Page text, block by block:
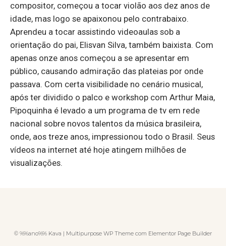
compositor, começou a tocar violão aos dez anos de
idade, mas logo se apaixonou pelo contrabaixo.
Aprendeu a tocar assistindo videoaulas sob a
orientação do pai, Elisvan Silva, também baixista. Com
apenas onze anos começou a se apresentar em
público, causando admiração das plateias por onde
passava. Com certa visibilidade no cenário musical,
após ter dividido o palco e workshop com Arthur Maia,
Pipoquinha é levado a um programa de tv em rede
nacional sobre novos talentos da música brasileira,
onde, aos treze anos, impressionou todo o Brasil. Seus
vídeos na internet até hoje atingem milhões de
visualizações.
© %%ano%% Kava | Multipurpose WP Theme com Elementor Page Builder